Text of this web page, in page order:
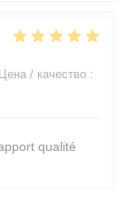
Цена / качество :
qualité